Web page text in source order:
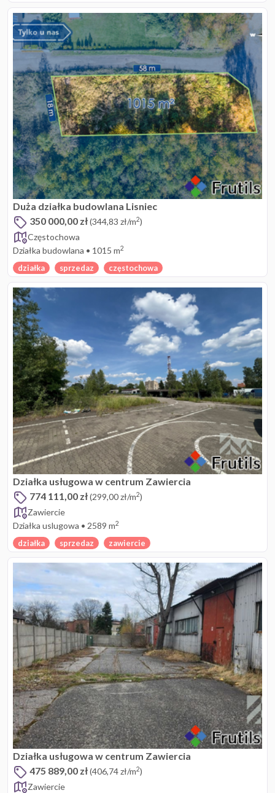
Duża działka budowlana Lisniec
350 000,00 zł(344,83 zł/m2)
Częstochowa
Działka budowlana • 1015 m2
działka sprzedaz częstochowa
Działka usługowa w centrum Zawiercia
774 111,00 zł(299,00 zł/m2)
Zawiercie
Działka uslugowa • 2589 m2
działka sprzedaz zawiercie
Działka usługowa w centrum Zawiercia
475 889,00 zł(406,74 zł/m2)
Zawiercie